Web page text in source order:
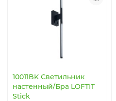
10011BK Светильник
настенный/Бра LOFTIT
Stick